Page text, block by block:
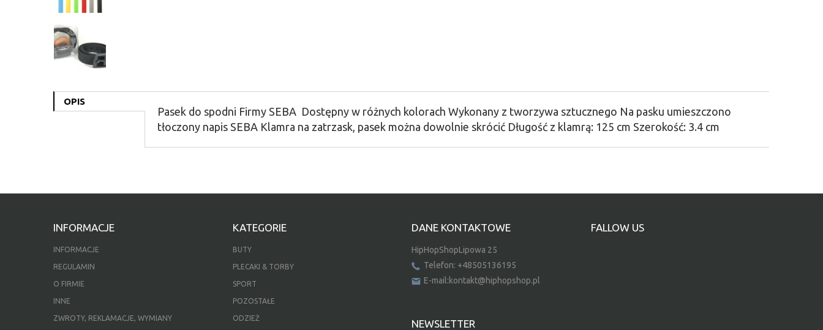
OPIS
Pasek do spodni Firmy SEBA Dostępny w różnych kolorach Wykonany z tworzywa sztucznego Na pasku umieszczono
tłoczony napis SEBA Klamra na zatrzask, pasek można dowolnie skrócić Długość z klamrą: 125 cm Szerokość: 3.4 cm
INFORMACJE
INFORMACJE
REGULAMIN
O FIRMIE
INNE
ZWROTY, REKLAMACJE, WYMIANY
KATEGORIE
BUTY
PLECAKI & TORBY
SPORT
POZOSTAŁE
ODZIEŻ
DANE KONTAKTOWE
HipHopShopLipowa 25
Telefon: +48505136195
E-mail:kontakt@hiphopshop.pl
NEWSLETTER
FALLOW US